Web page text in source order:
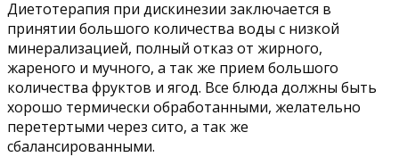
Диетотерапия при дискинезии заключается в
принятии большого количества воды с низкой
минерализацией, полный отказ от жирного,
жареного и мучного, а так же прием большого
количества фруктов и ягод. Все блюда должны быть
хорошо термически обработанными, желательно
перетертыми через сито, а так же
сбалансированными.